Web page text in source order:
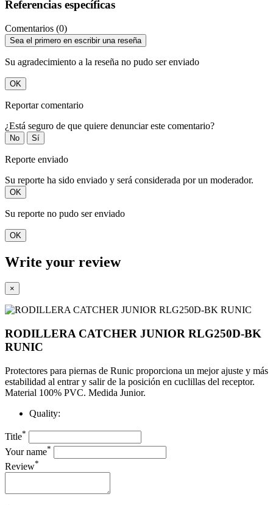
Referencias específicas
Comentarios (0)
Sea el primero en escribir una reseña
Su agradecimiento a la reseña no pudo ser enviado
OK
Reportar comentario
¿Está seguro de que quiere denunciar este comentario?
No Sí
Reporte enviado
Su reporte ha sido enviado y será considerada por un moderador.
OK
Su reporte no pudo ser enviado
OK
Write your review
×
RODILLERA CATCHER JUNIOR RLG250D-BK
RUNIC
Protectores para piernas de Runic proporciona un mejor ajuste y más
estabilidad al entrar y salir de la posición en cuclillas del receptor.
Material 100% PVC. Medida Junior.
Quality:
Title*
Your name*
Review*